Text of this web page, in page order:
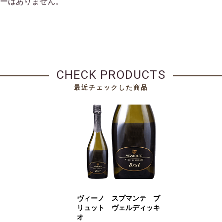
CHECK PRODUCTS
最近チェックした商品
ヴィーノ スプマンテ ブ
リュット ヴェルディッキ
オ